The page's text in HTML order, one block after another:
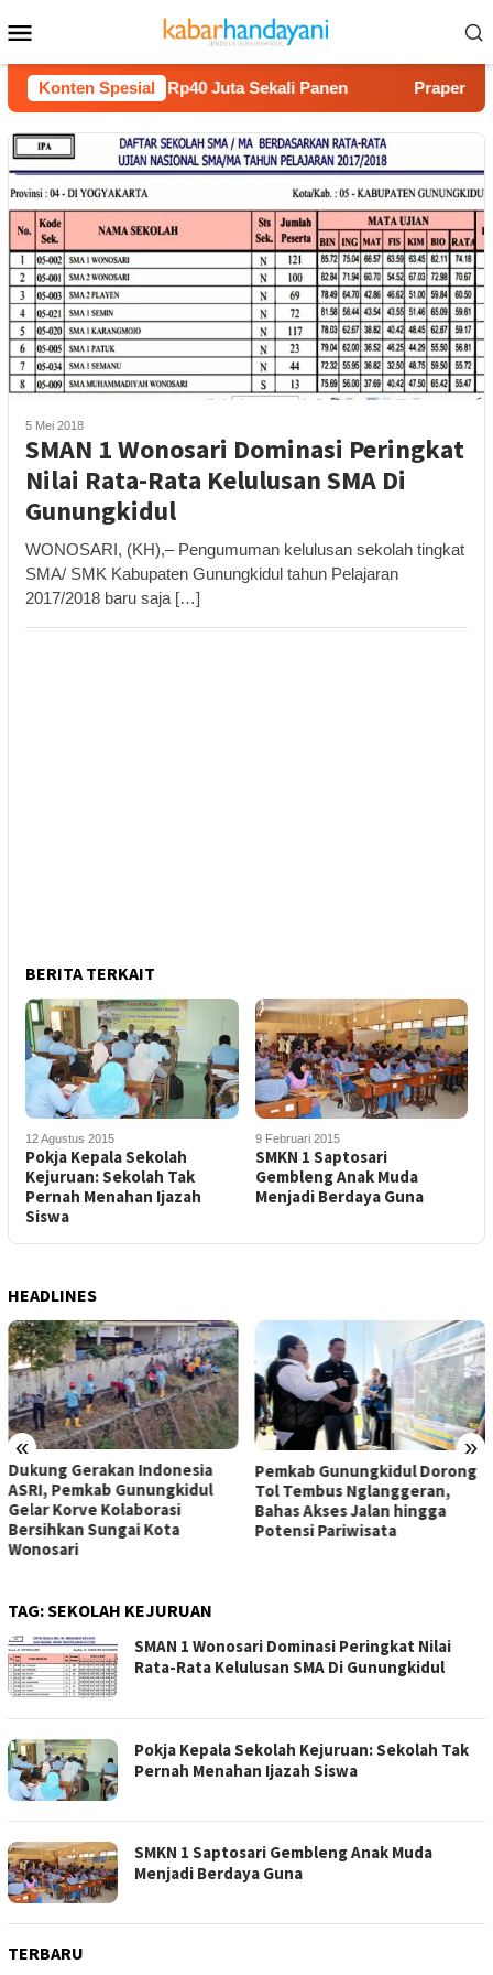
ke
kontenMobile
Konten Spesial
Untung Rp40 Juta Sekali Panen Praperadilan
5 Mei 2018
SMAN 1 Wonosari Dominasi Peringkat
Nilai Rata-Rata Kelulusan SMA Di
Gunungkidul
WONOSARI, (KH),– Pengumuman kelulusan sekolah tingkat
SMA/ SMK Kabupaten Gunungkidul tahun Pelajaran
2017/2018 baru saja […]
BERITA TERKAIT
12 Agustus 2015
Pokja Kepala Sekolah
Kejuruan: Sekolah Tak
Pernah Menahan Ijazah
Siswa
9 Februari 2015
SMKN 1 Saptosari
Gembleng Anak Muda
Menjadi Berdaya Guna
HEADLINES
« »
Dukung Gerakan Indonesia
ASRI, Pemkab Gunungkidul
Gelar Korve Kolaborasi
Bersihkan Sungai Kota
Wonosari
Pemkab Gunungkidul Dorong
Tol Tembus Nglanggeran,
Bahas Akses Jalan hingga
Potensi Pariwisata
TAG:SEKOLAH KEJURUAN
SMAN 1 Wonosari Dominasi Peringkat Nilai
Rata-Rata Kelulusan SMA Di Gunungkidul
Pokja Kepala Sekolah Kejuruan: Sekolah Tak
Pernah Menahan Ijazah Siswa
SMKN 1 Saptosari Gembleng Anak Muda
Menjadi Berdaya Guna
TERBARU